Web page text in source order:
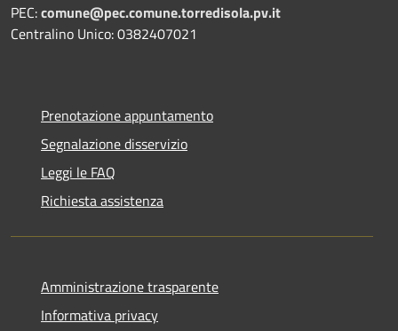
PEC:comune@pec.comune.torredisola.pv.it
Centralino Unico: 0382407021
Prenotazione appuntamento
Segnalazione disservizio
Leggi le FAQ
Richiesta assistenza
Amministrazione trasparente
Informativa privacy